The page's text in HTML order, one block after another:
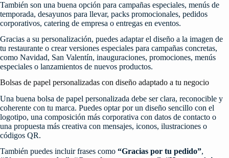
También son una buena opción para campañas especiales, menús de
temporada, desayunos para llevar, packs promocionales, pedidos
corporativos, catering de empresa o entregas en eventos.
Gracias a su personalización, puedes adaptar el diseño a la imagen de
tu restaurante o crear versiones especiales para campañas concretas,
como Navidad, San Valentín, inauguraciones, promociones, menús
especiales o lanzamientos de nuevos productos.
Bolsas de papel personalizadas con diseño adaptado a tu negocio
Una buena bolsa de papel personalizada debe ser clara, reconocible y
coherente con tu marca. Puedes optar por un diseño sencillo con el
logotipo, una composición más corporativa con datos de contacto o
una propuesta más creativa con mensajes, iconos, ilustraciones o
códigos QR.
También puedes incluir frases como “Gracias por tu pedido”,